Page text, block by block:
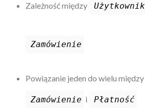
Zależność między Użytkownik
Zamówienie
Powiązanie jeden do wielu między
Zamówienie i Płatność